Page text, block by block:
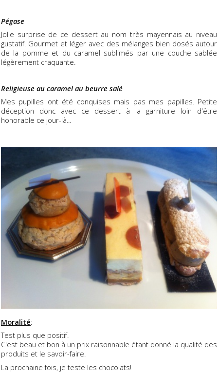
Pégase
Jolie surprise de ce dessert au nom très mayennais au niveau
gustatif. Gourmet et léger avec des mélanges bien dosés autour
de la pomme et du caramel sublimés par une couche sablée
légèrement craquante.
Religieuse au caramel au beurre salé
Mes pupilles ont été conquises mais pas mes papilles. Petite
déception donc avec ce dessert à la garniture loin d'être
honorable ce jour-là...
Moralité:
Test plus que positif.
C'est beau et bon à un prix raisonnable étant donné la qualité des
produits et le savoir-faire.
La prochaine fois, je teste les chocolats!